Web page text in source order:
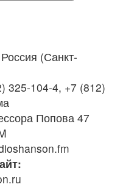
Россия (Санкт-
325-104-4, +7 (812)
Попова 47